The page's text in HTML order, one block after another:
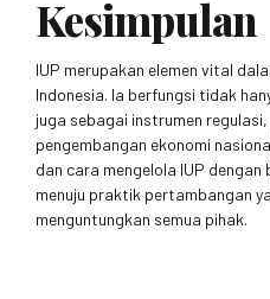
Kesimpulan
IUP merupakan elemen vital
Indonesia. Ia berfungsi tidak
juga sebagai instrumen
pengembangan ekonomi
dan cara mengelola IUP dengan
menuju praktik pertambangan
menguntungkan semua pihak.